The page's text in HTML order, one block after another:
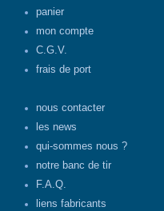
panier
mon compte
C.G.V.
frais de port
nous contacter
les news
qui-sommes nous ?
notre banc de tir
F.A.Q.
liens fabricants